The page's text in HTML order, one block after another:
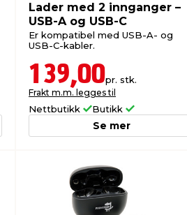
Lader med 2 innganger –
USB-A og USB-C
Er kompatibel med USB-A- og
USB-C-kabler.
139,00pr. stk.
Frakt m.m. legges til
Nettbutikk Butikk
Se mer